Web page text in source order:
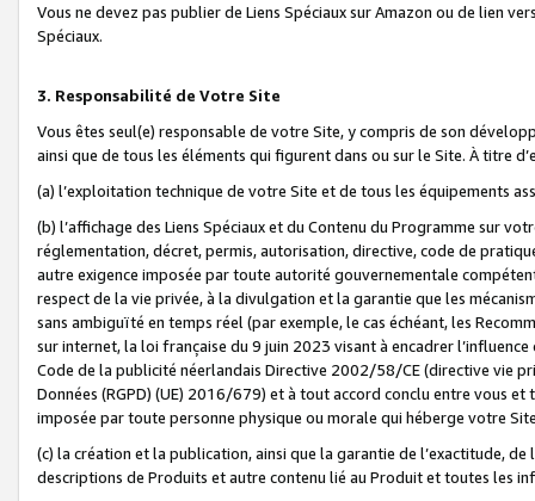
Vous ne devez pas publier de Liens Spéciaux sur Amazon ou de lien
Spéciaux.
3. Responsabilité de Votre Site
Vous êtes seul(e) responsable de votre Site, y compris de son
ainsi que de tous les éléments qui figurent dans ou sur le Site. À titre
(a) l’exploitation technique de votre Site et de tous les équipements
(b) l’affichage des Liens Spéciaux et du Contenu du Programme sur
réglementation, décret, permis, autorisation, directive, code de
autre exigence imposée par toute autorité gouvernementale
respect de la vie privée, à la divulgation et la garantie que les
sans ambiguïté en temps réel (par exemple, le cas échéant, les
sur internet, la loi française du 9 juin 2023 visant à encadrer
Code de la publicité néerlandais Directive 2002/58/CE (directive vie
Données (RGPD) (UE) 2016/679) et à tout accord conclu entre vous
imposée par toute personne physique ou morale qui héberge votre
(c) la création et la publication, ainsi que la garantie de l’exactitude,
descriptions de Produits et autre contenu lié au Produit et toutes les